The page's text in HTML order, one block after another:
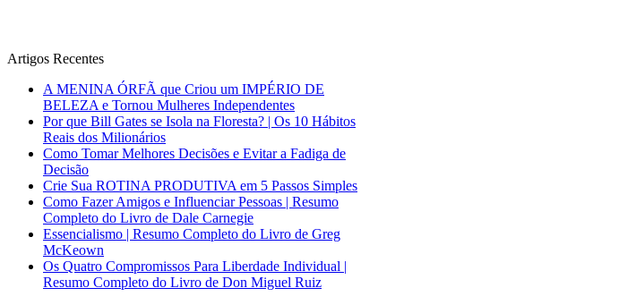
Artigos Recentes
A MENINA ÓRFÃ que Criou um IMPÉRIO DE
BELEZA e Tornou Mulheres Independentes
Por que Bill Gates se Isola na Floresta? | Os 10 Hábitos
Reais dos Milionários
Como Tomar Melhores Decisões e Evitar a Fadiga de
Decisão
Crie Sua ROTINA PRODUTIVA em 5 Passos Simples
Como Fazer Amigos e Influenciar Pessoas | Resumo
Completo do Livro de Dale Carnegie
Essencialismo | Resumo Completo do Livro de Greg
McKeown
Os Quatro Compromissos Para Liberdade Individual |
Resumo Completo do Livro de Don Miguel Ruiz